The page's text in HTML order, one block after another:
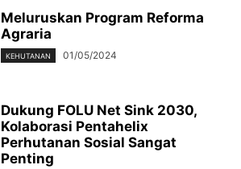
Meluruskan Program Reforma
Agraria
KEHUTANAN 01/05/2024
Dukung FOLU Net Sink 2030,
Kolaborasi Pentahelix
Perhutanan Sosial Sangat
Penting